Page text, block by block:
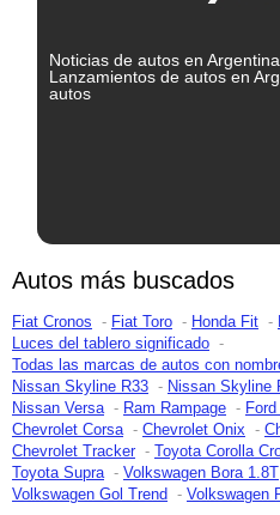
Noticias de autos en
Lanzamientos de autos en
autos
Autos más buscados
Fiat Cronos Fiat Toro Honda Fit
Luces del tablero significado
Todas las marcas de autos con
Nissan Skyline R33
Nissan Skyline
Nissan Versa
Ram Rampage
Chevrolet Corsa
Chevrolet Onix
Chevrolet Tracker
Toyota Corolla
Toyota Supra
Volkswagen Bora 1.8T
Volkswagen Gol Trend
Volkswagen